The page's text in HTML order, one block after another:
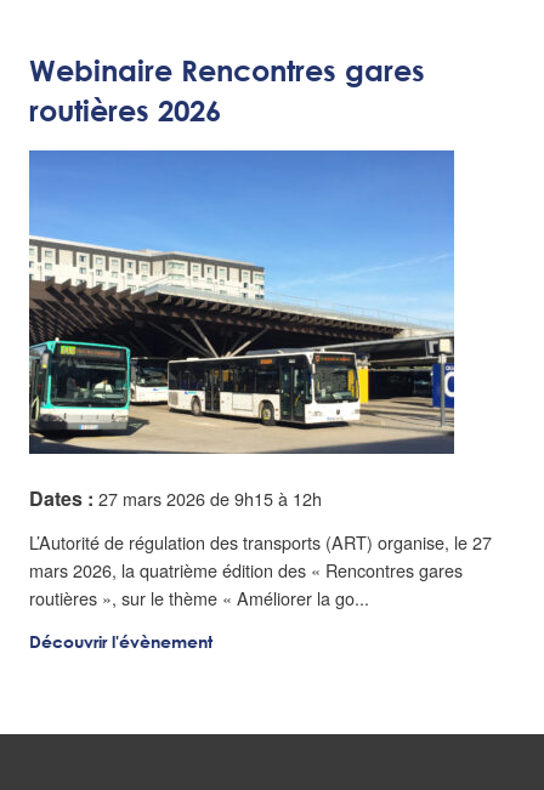
Webinaire Rencontres gares
routières 2026
Dates : 27 mars 2026 de 9h15 à 12h
L’Autorité de régulation des transports (ART) organise, le 27
mars 2026, la quatrième édition des « Rencontres gares
routières », sur le thème « Améliorer la go...
Découvrir l'évènement